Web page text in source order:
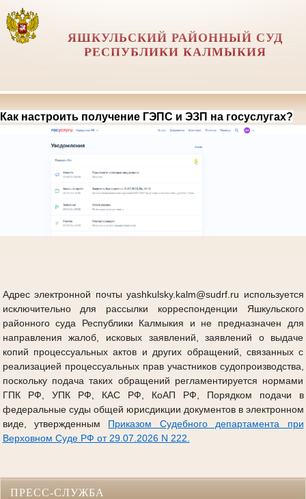
ЯШКУЛЬСКИЙ РАЙОННЫЙ СУД
РЕСПУБЛИКИ КАЛМЫКИЯ
Как настроить получение ГЭПС и ЭЗП на госуслугах?
Адрес электронной почты yashkulsky.kalm@sudrf.ru используется
исключительно для рассылки корреспонденции Яшкульского
районного суда Республики Калмыкия и не предназначен для
направления жалоб, исковых заявлений, заявлений о выдаче
копий процессуальных актов и других обращений, связанных с
реализацией процессуальных прав участников судопроизводства,
поскольку подача таких обращений регламентируется нормами
ГПК РФ, УПК РФ, КАС РФ, КоАП РФ, Порядком подачи в
федеральные суды общей юрисдикции документов в электронном
виде, утвержденным Приказом Судебного департамента при
Верховном Суде РФ от 29.07.2026 N 222.
ПРЕСС-СЛУЖБА